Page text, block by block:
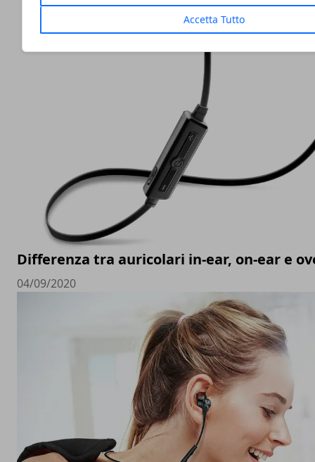
Accetta Tutto
Differenza tra auricolari in-ear, on-ear e
04/09/2020